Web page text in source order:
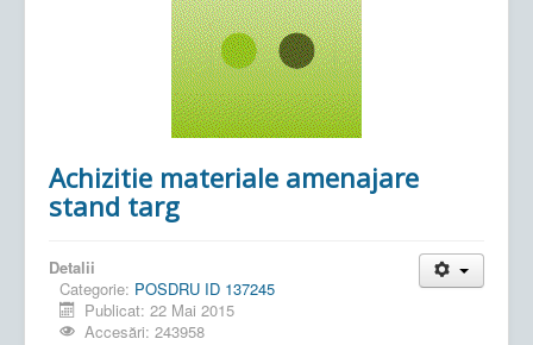
Achizitie materiale amenajare
stand targ
Detalii
Categorie: POSDRU ID 137245
Publicat: 22 Mai 2015
Accesări: 243958